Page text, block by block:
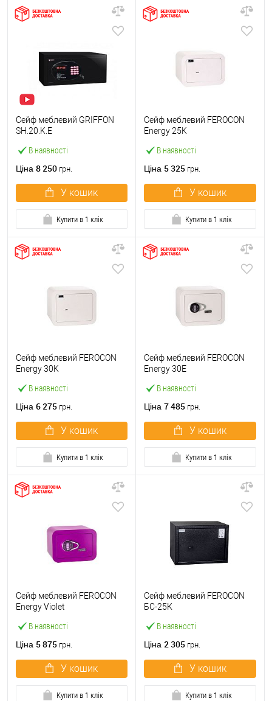
В наявності
Сейф меблевий GRIFFON
SH.20.K.E
Ціна 8 250 грн.
У кошик
Купити в 1 клік
В наявності
Сейф меблевий FEROCON
Energy 25K
Ціна 5 325 грн.
У кошик
Купити в 1 клік
В наявності
Сейф меблевий FEROCON
Energy 30K
Ціна 6 275 грн.
У кошик
Купити в 1 клік
В наявності
Сейф меблевий FEROCON
Energy 30Е
Ціна 7 485 грн.
У кошик
Купити в 1 клік
В наявності
Сейф меблевий FEROCON
Energy Violet
Ціна 5 875 грн.
У кошик
Купити в 1 клік
В наявності
Сейф меблевий FEROCON
БС-25К
Ціна 2 305 грн.
У кошик
Купити в 1 клік